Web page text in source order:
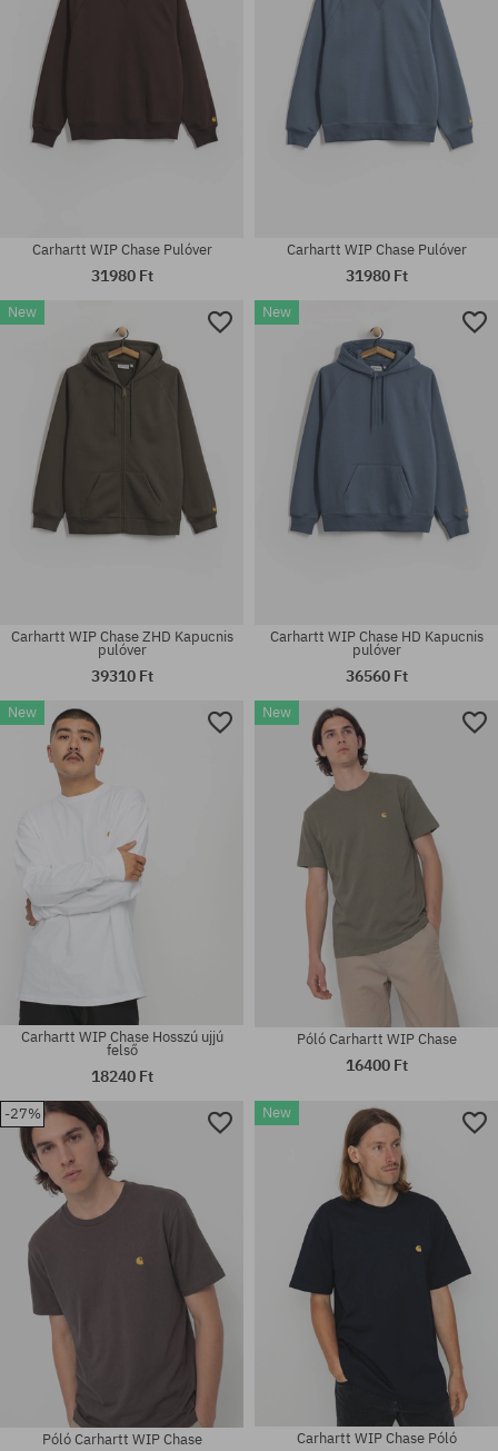
Elérhető méretek:
M; L; XL; XXL
Elérhető méretek:
Elérhető méretek:
M; L; XL
Carhartt WIP Chase Pulóver
31980 Ft
Elérhető méretek:
M; L; XL
Carhartt WIP Chase Pulóver
31980 Ft
New
Elérhető méretek:
M; L; XL; XXL
Carhartt WIP Chase ZHD Kapucnis
pulóver
39310 Ft
New
Elérhető méretek:
M; L; XL; XXL
Carhartt WIP Chase HD Kapucnis
pulóver
36560 Ft
New
Carhartt WIP Chase Hosszú ujjú
felső
18240 Ft
New
Póló Carhartt WIP Chase
16400 Ft
-27%
Póló Carhartt WIP Chase
New
Carhartt WIP Chase Póló